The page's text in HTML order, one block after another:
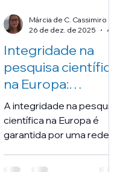
Integridade na
pesquisa
na Europa:
estruturas de
governança e
procedimentos
boas práticas
A integridade na
científica na Europa é
garantida por uma rede
institucionais, códigos
Márcia de C. Cassimiro
26 de dez. de 2025